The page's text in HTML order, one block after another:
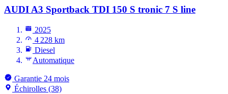
AUDI A3 Sportback TDI 150 S tronic 7 S line
2025
4 228 km
Diesel
Automatique
Garantie 24 mois
Échirolles (38)